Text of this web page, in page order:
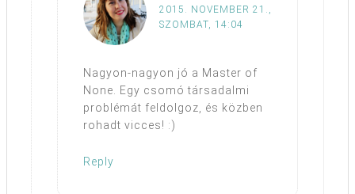
2015. NOVEMBER 21.,
SZOMBAT, 14:04
Nagyon-nagyon jó a Master of
None. Egy csomó társadalmi
problémát feldolgoz, és közben
rohadt vicces! :)
Reply